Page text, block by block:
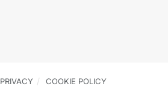
PRIVACY COOKIE POLICY